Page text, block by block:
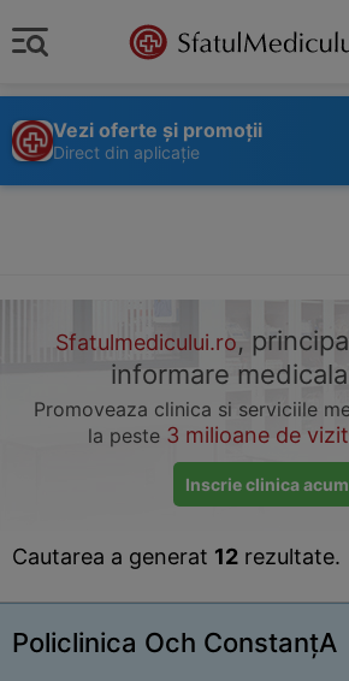
Vezi oferte și promoții
Direct din aplicație
Sfatulmedicului.ro,
informare
Promoveaza clinica si serviciile
la peste 3 milioane de
Inscrie clinica
Cautarea a generat 12 rezultate.
Policlinica Och ConstanțA